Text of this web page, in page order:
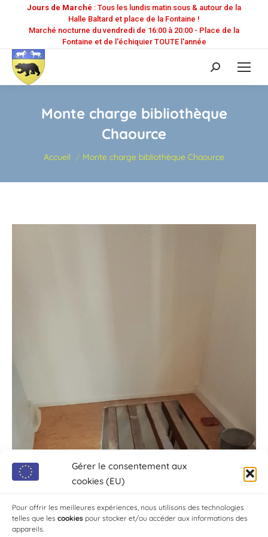
Gérer le consentement aux
cookies (EU)
Pour offrir les meilleures expériences, nous utilisons des technologies
telles que les cookies pour stocker et/ou accéder aux informations des
appareils.
Jours de Marché : Tous les lundis matin sous & autour de la
Halle Baltard et place de la Fontaine !
Marché nocturne du vendredi de 16:00 à 20:00 - Place de la
Fontaine et de l'échiquier TOUTE l'année
Recherche
:
Monte charge bibliothèque
Chaource
Vous êtes ici :
Accueil Monte charge bibliothèque Chaource